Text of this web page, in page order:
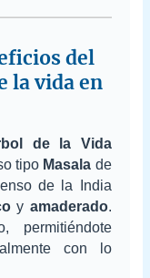
del
la vida en
de la Vida
tipo Masala de
de la India
y amaderado.
permitiéndote
con lo